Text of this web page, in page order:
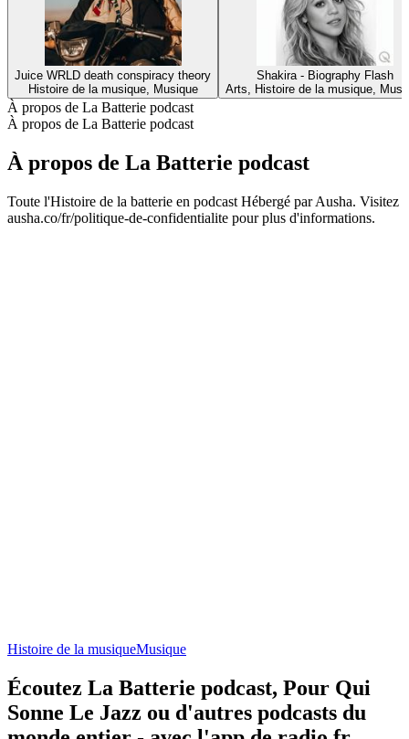
Juice WRLD death conspiracy theory
Histoire de la musique, Musique
Shakira - Biography Flash
Arts, Histoire de la musique,
À propos de La Batterie podcast
À propos de La Batterie podcast
À propos de La Batterie podcast
Toute l'Histoire de la batterie en podcast Hébergé par Ausha. Visitez
ausha.co/fr/politique-de-confidentialite pour plus d'informations.
Histoire de la musiqueMusique
Écoutez La Batterie podcast, Pour Qui
Sonne Le Jazz ou d'autres podcasts du